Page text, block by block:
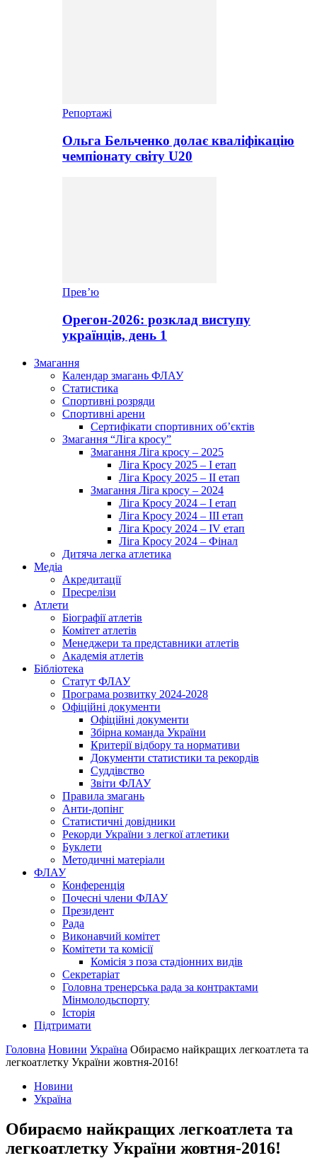
Репортажі
Ольга Бельченко долає кваліфікацію
чемпіонату світу U20
Прев’ю
Орегон-2026: розклад виступу
українців, день 1
Змагання
Календар змагань ФЛАУ
Статистика
Спортивні розряди
Спортивні арени
Сертифікати спортивних об’єктів
Змагання “Ліга кросу”
Змагання Ліга кросу – 2025
Ліга Кросу 2025 – I етап
Ліга Кросу 2025 – II етап
Змагання Ліга кросу – 2024
Ліга Кросу 2024 – I етап
Ліга Кросу 2024 – III етап
Ліга Кросу 2024 – IV етап
Ліга Кросу 2024 – Фінал
Дитяча легка атлетика
Медіа
Акредитації
Пресрелізи
Атлети
Біографії атлетів
Комітет атлетів
Менеджери та представники атлетів
Академія атлетів
Бібліотека
Статут ФЛАУ
Програма розвитку 2024-2028
Офіційні документи
Офіційні документи
Збірна команда України
Критерії відбору та нормативи
Документи статистики та рекордів
Суддівство
Звіти ФЛАУ
Правила змагань
Анти-допінг
Статистичні довідники
Рекорди України з легкої атлетики
Буклети
Методичні матеріали
ФЛАУ
Конференція
Почесні члени ФЛАУ
Президент
Рада
Виконавчий комітет
Комітети та комісії
Комісія з поза стадіонних видів
Секретаріат
Головна тренерська рада за контрактами
Мінмолодьспорту
Історія
Підтримати
Головна Новини Україна Обираємо найкращих легкоатлета та
легкоатлетку України жовтня-2016!
Новини
Україна
Обираємо найкращих легкоатлета та
легкоатлетку України жовтня-2016!